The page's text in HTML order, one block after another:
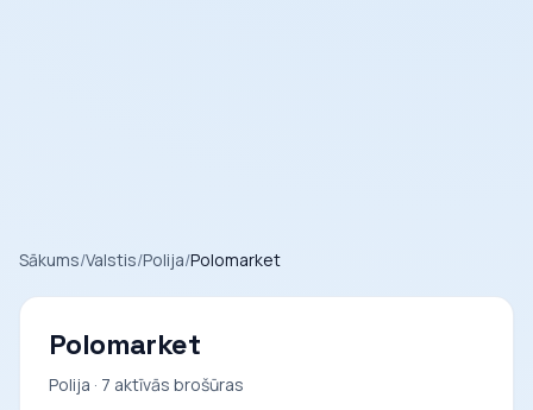
Sākums/Valstis/Polija/Polomarket
Polomarket
Polija · 7 aktīvās brošūras